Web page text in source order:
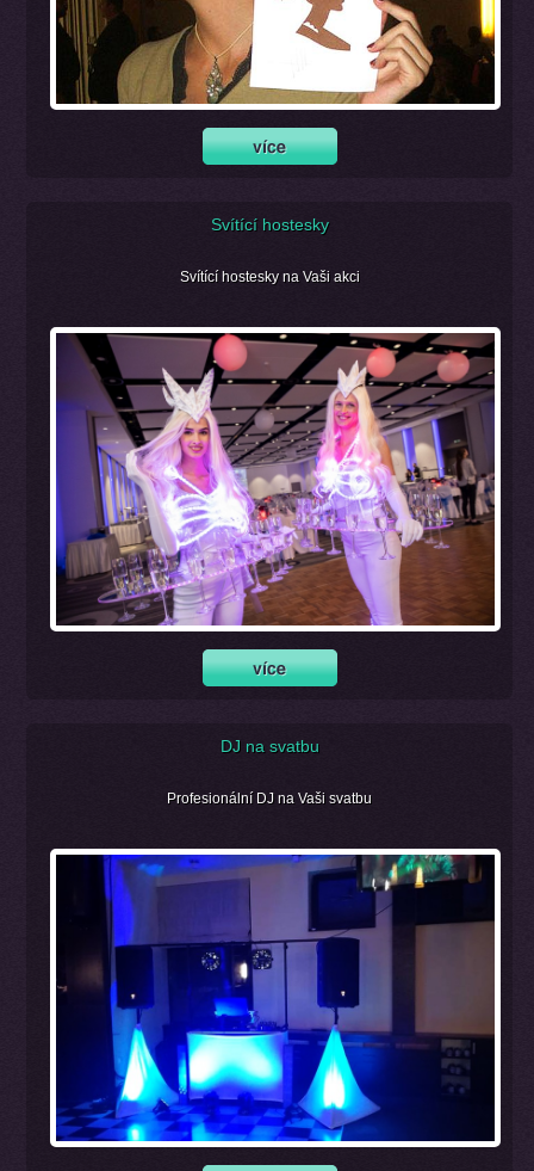
Svítící hostesky
Svítící hostesky na Vaši akci
DJ na svatbu
Profesionální DJ na Vaši svatbu